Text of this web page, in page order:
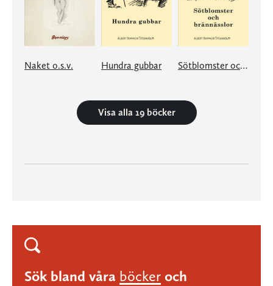
Naket o.s.v. Hundra gubbar Sötblomster och brännässlor
Visa alla 19 böcker
Sök bland våra böcker och